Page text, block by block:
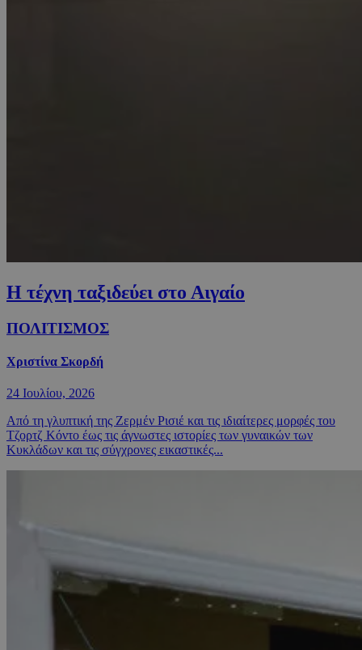
Η τέχνη ταξιδεύει στο Αιγαίο
ΠΟΛΙΤΙΣΜΟΣ
Χριστίνα Σκορδή
24 Ιουλίου, 2026
Από τη γλυπτική της Ζερμέν Ρισιέ και τις ιδιαίτερες μορφές του
Τζορτζ Κόντο έως τις άγνωστες ιστορίες των γυναικών των
Κυκλάδων και τις σύγχρονες εικαστικές...